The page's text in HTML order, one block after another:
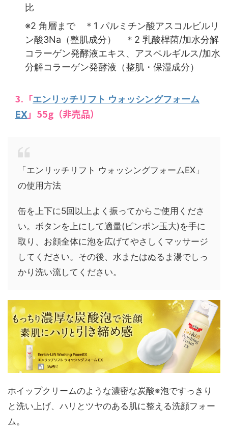
比
※2 角層まで ＊1 パルミチン酸アスコルビルリ
ン酸3Na（整肌成分） ＊2 乳酸桿菌/加水分解
コラーゲン発酵液エキス、アスペルギルス/加水
分解コラーゲン発酵液（整肌・保湿成分）
3.「エンリッチリフト ウォッシングフォーム
EX 」55g（非売品）
「エンリッチリフト ウォッシングフォームEX」
の使用方法
缶を上下に5回以上よく振ってからご使用くださ
い。ボタンを上にして適量(ピンポン玉大)を手に
取り、お顔全体に泡を広げてやさしくマッサージ
してください。その後、水またはぬるま湯でしっ
かり洗い流してください。
ホイップクリームのような濃密な炭酸※泡ですっきり
と洗い上げ、ハリとツヤのある肌に整える洗顔フォー
ム。